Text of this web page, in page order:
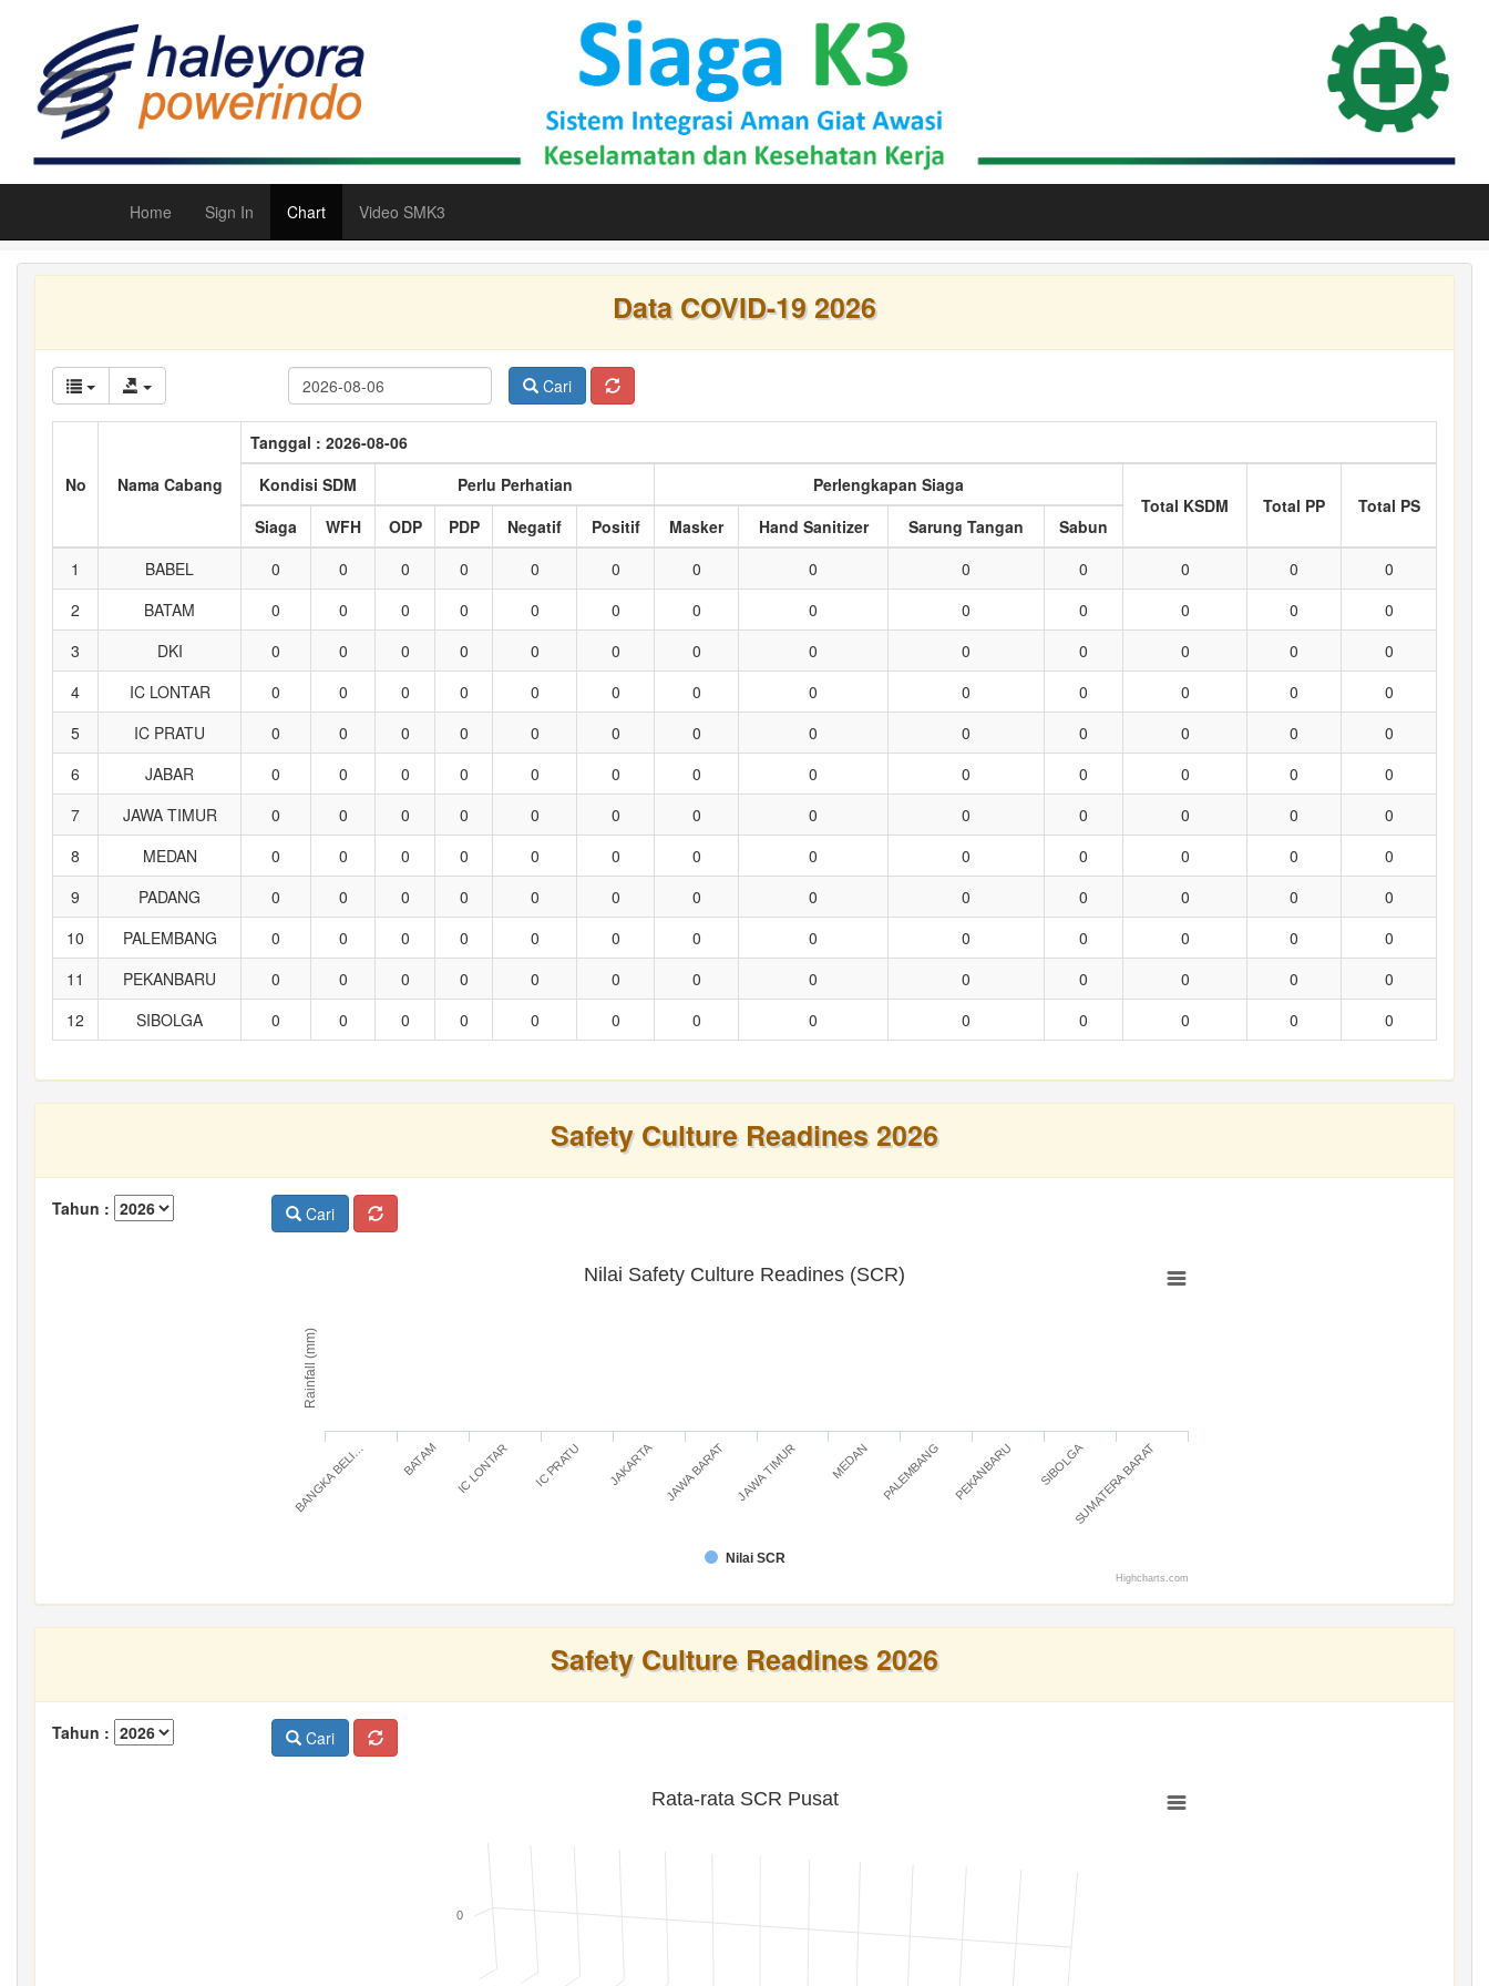
Home Sign In Chart Video SMK3
Data COVID-19 2026
Cari
No Nama Cabang
Tanggal : 2026-08-06
Kondisi SDM
Perlu Perhatian
Perlengkapan Siaga
Total KSDM
Total PP
Total PS
Siaga
WFH ODP PDP Negatif Positif Masker Hand Sanitizer Sarung Tangan
Sabun
1
BABEL 0 0 0 0 0 0 0 0 0 0 0 0
0
2
BATAM 0 0 0 0 0 0 0 0 0 0 0 0
0
3
DKI 0 0 0 0 0 0 0 0 0 0 0 0
0
4
IC LONTAR 0 0 0 0 0 0 0 0 0 0 0 0
0
5
IC PRATU 0 0 0 0 0 0 0 0 0 0 0 0
0
6
JABAR 0 0 0 0 0 0 0 0 0 0 0 0
0
7
JAWA TIMUR 0 0 0 0 0 0 0 0 0 0 0 0
0
8
MEDAN 0 0 0 0 0 0 0 0 0 0 0 0
0
9
PADANG 0 0 0 0 0 0 0 0 0 0 0 0
0
10
PALEMBANG 0 0 0 0 0 0 0 0 0 0 0 0
0
11
PEKANBARU 0 0 0 0 0 0 0 0 0 0 0 0
0
12
SIBOLGA 0 0 0 0 0 0 0 0 0 0 0 0 0
Safety Culture Readines 2026
Tahun : Cari
Rainfall (mm)
Nilai Safety Culture Readines (SCR)
Nilai SCR
BANGKA BELI… BATAM IC LONTAR IC PRATU JAKARTA JAWA BARAT JAWA TIMUR MEDAN PALEMBANG PEKANBARU SIBOLGASUMATERA BARAT
Highcharts.com
Safety Culture Readines 2026
Tahun : Cari
Rata-rata SCR Pusat
0